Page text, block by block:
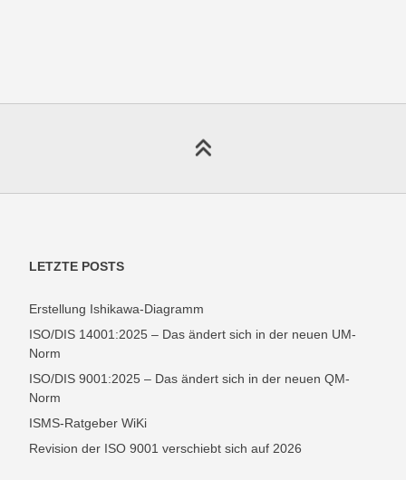
LETZTE POSTS
Erstellung Ishikawa-Diagramm
ISO/DIS 14001:2025 – Das ändert sich in der neuen UM-
Norm
ISO/DIS 9001:2025 – Das ändert sich in der neuen QM-
Norm
ISMS-Ratgeber WiKi
Revision der ISO 9001 verschiebt sich auf 2026